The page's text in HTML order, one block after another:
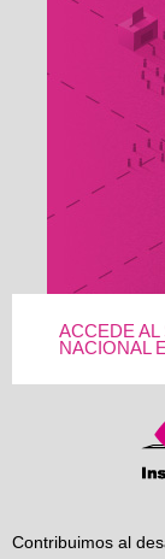
ACCEDE AL
NACIONAL
Contribuimos al